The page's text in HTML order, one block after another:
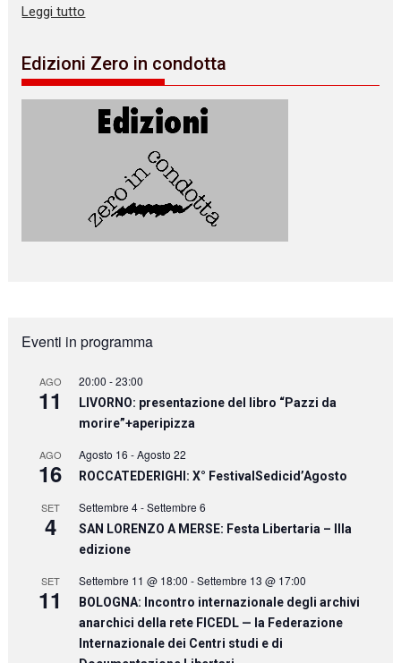
Leggi tutto
Edizioni Zero in condotta
Eventi in programma
AGO
11
20:00 -23:00
LIVORNO: presentazione del libro “Pazzi da
morire”+aperipizza
AGO
16
Agosto 16 -Agosto 22
ROCCATEDERIGHI: X° FestivalSedicid’Agosto
SET
4
Settembre 4-Settembre 6
SAN LORENZO A MERSE: Festa Libertaria – IIIa
edizione
SET
11
Settembre 11 @ 18:00 -Settembre 13 @ 17:00
BOLOGNA: Incontro internazionale degli archivi
anarchici della rete FICEDL — la Federazione
Internazionale dei Centri studi e di